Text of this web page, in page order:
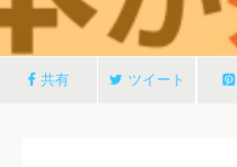
共有 ツイート